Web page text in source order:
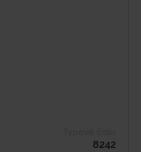
8242